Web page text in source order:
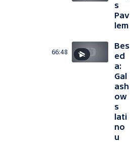
s
Pav
lem
66:48
Bes
ed
a:
Gal
ash
ow
s
lati
no
u